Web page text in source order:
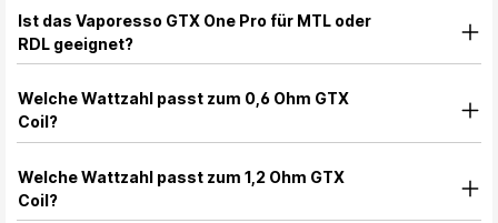
Ist das Vaporesso GTX One Pro für MTL oder
RDL geeignet?
Welche Wattzahl passt zum 0,6 Ohm GTX
Coil?
Welche Wattzahl passt zum 1,2 Ohm GTX
Coil?